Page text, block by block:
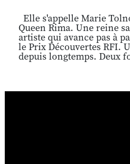
Elle s'appelle Marie
Queen Rima. Une reine
artiste qui avance pas à
le Prix Découvertes RFI.
depuis longtemps. Deux